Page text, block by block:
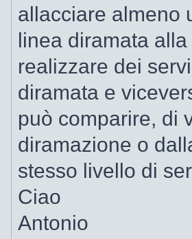
allacciare almeno
linea diramata
realizzare dei
diramata e
può comparire, di
diramazione o
stesso livello di
Ciao
Antonio